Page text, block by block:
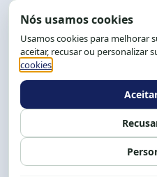
End.: R. da
CEP:
Salvador-
Tel.: (71) 2104-5457,
Expediente: 8h
Siga nossas redes